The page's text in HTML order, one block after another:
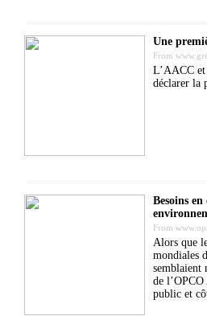
Une
From
L’AACC
déclarer la
Besoins
From
Alors que
mondiales
semblaient
de
public et